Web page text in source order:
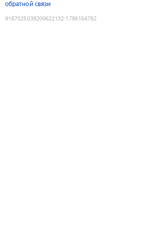
обратной связи
9187025039200622132:1786164782